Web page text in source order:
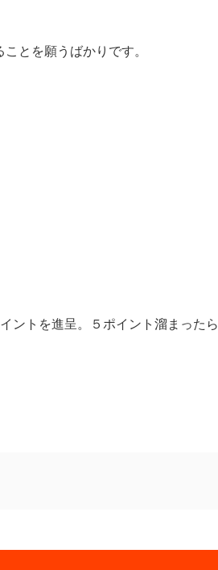
とを願うばかりです。
ントを進呈。５ポイント溜まったら